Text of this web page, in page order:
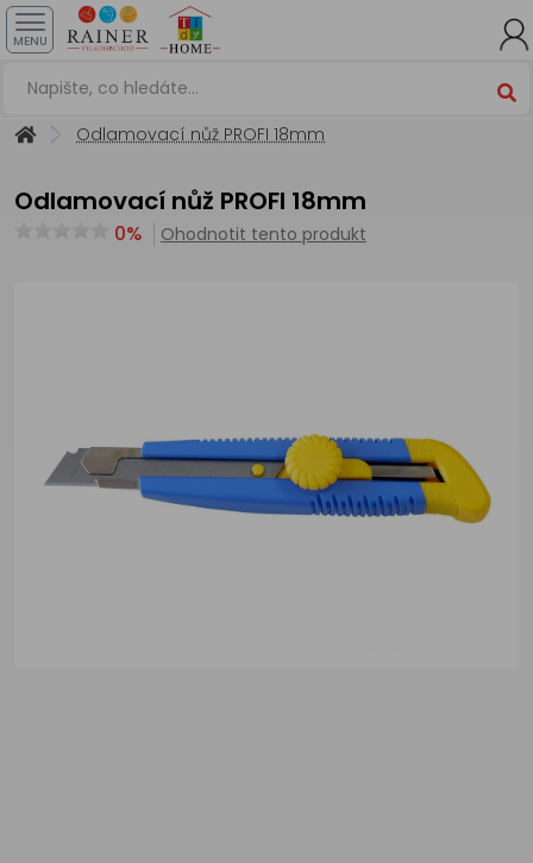
MENU
Odlamovací nůž PROFI 18mm
Odlamovací nůž PROFI 18mm
0% Ohodnotit tento produkt